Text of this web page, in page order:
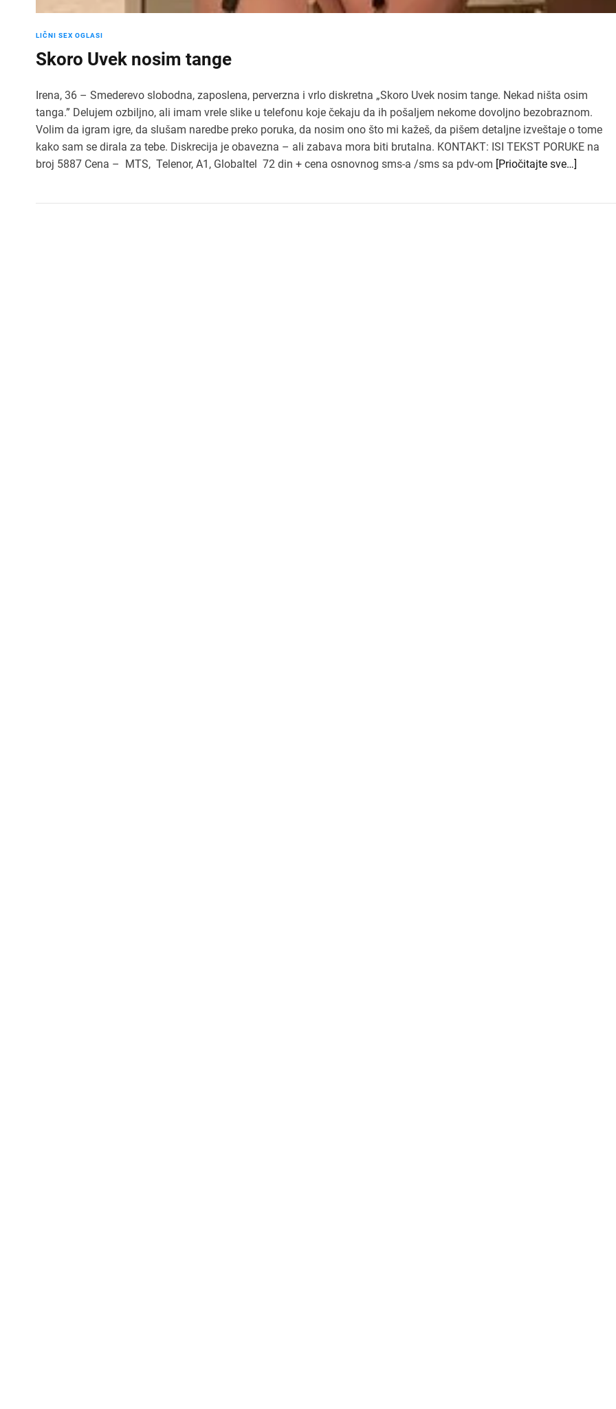
LIČNI SEX OGLASI
Skoro Uvek nosim tange
Irena, 36 – Smederevo slobodna, zaposlena, perverzna i vrlo diskretna „Skoro Uvek nosim tange. Nekad ništa osim
tanga.” Delujem ozbiljno, ali imam vrele slike u telefonu koje čekaju da ih pošaljem nekome dovoljno bezobraznom.
Volim da igram igre, da slušam naredbe preko poruka, da nosim ono što mi kažeš, da pišem detaljne izveštaje o tome
kako sam se dirala za tebe. Diskrecija je obavezna – ali zabava mora biti brutalna. KONTAKT: ISI TEKST PORUKE na
broj 5887 Cena – MTS, Telenor, A1, Globaltel 72 din + cena osnovnog sms-a /sms sa pdv-om [Priočitajte sve…]